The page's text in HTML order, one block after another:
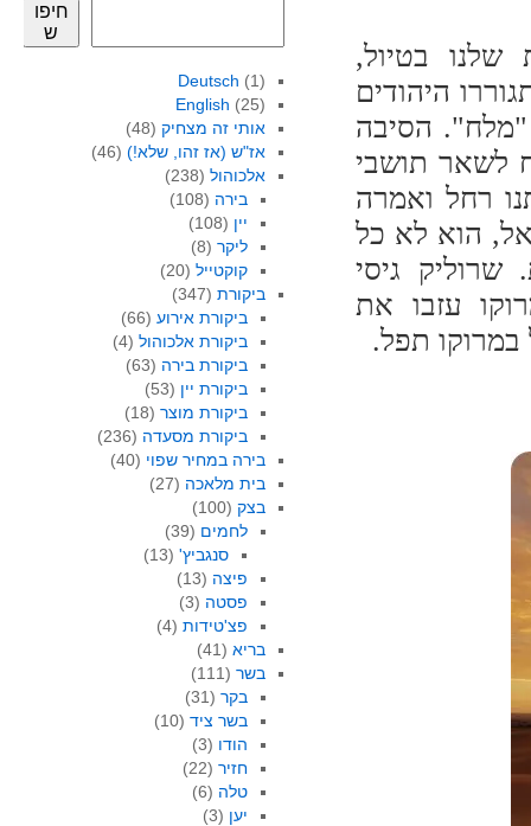
שלנו בטיול,
היהודים
הסיבה
לשאר תושבי
רחל ואמרה
הוא לא כל
גיסי
עזבו את
תפל.
חיפו
ש
Deutsch (1)
English (25)
אותי זה מצחיק(48)
אז"ש (אז זהו, שלא!)(46)
אלכוהול(238)
בירה (108)
יין (108)
ליקר (8)
קוקטייל (20)
ביקורת(347)
ביקורת אירוע (66)
ביקורת אלכוהול (4)
ביקורת בירה (63)
ביקורת יין (53)
ביקורת מוצר (18)
ביקורת מסעדה (236)
בירה במחיר שפוי (40)
בית מלאכה (27)
בצק(100)
לחמים (39)
סנגביץ'(13)
פיצה (13)
פסטה (3)
פצ'טידות (4)
בריא(41)
בשר(111)
בקר (31)
בשר ציד (10)
הודו (3)
חזיר (22)
טלה (6)
יען (3)